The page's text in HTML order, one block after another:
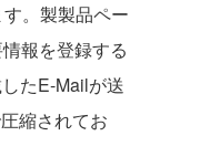
。製製品ペー
報を登録する
たE-Mailが送
縮されてお